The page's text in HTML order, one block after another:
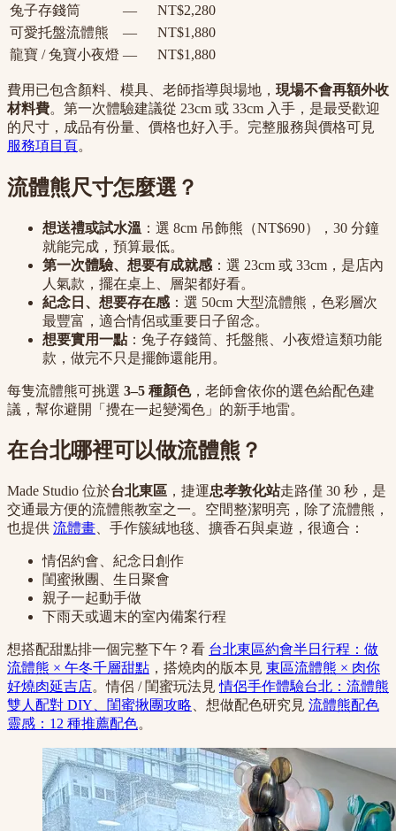
兔子存錢筒
—
NT$2,280
可愛托盤流體熊
—
NT$1,880
龍寶 / 兔寶小夜燈 — NT$1,880
費用已包含顏料、模具、老師指導與場地， 現場不會再額外收
材料費。第一次體驗建議從 23cm 或 33cm 入手，是最受歡迎
的尺寸，成品有份量、價格也好入手。完整服務與價格可見
服務項目頁。
流體熊尺寸怎麼選？
想送禮或試水溫 ：選 8cm 吊飾熊（NT$690），30 分鐘
就能完成，預算最低。
第一次體驗、想要有成就感 ：選 23cm 或 33cm，是店內
人氣款，擺在桌上、層架都好看。
紀念日、想要存在感 ：選 50cm 大型流體熊，色彩層次
最豐富，適合情侶或重要日子留念。
想要實用一點：兔子存錢筒、托盤熊、小夜燈這類功能
款，做完不只是擺飾還能用。
每隻流體熊可挑選 3–5 種顏色，老師會依你的選色給配色建
議，幫你避開「攪在一起變濁色」的新手地雷。
在台北哪裡可以做流體熊？
Made Studio 位於台北東區 ，捷運忠孝敦化站走路僅 30 秒，是
交通最方便的流體熊教室之一。空間整潔明亮，除了流體熊，
也提供 流體畫 、手作簇絨地毯、擴香石與桌遊，很適合：
情侶約會、紀念日創作
閨蜜揪團、生日聚會
親子一起動手做
下雨天或週末的室內備案行程
想搭配甜點排一個完整下午？看 台北東區約會半日行程：做
流體熊 × 午冬千層甜點 ，搭燒肉的版本見 東區流體熊 × 肉你
好燒肉延吉店。情侶 / 閨蜜玩法見情侶手作體驗台北：流體熊
雙人配對 DIY、閨蜜揪團攻略 、想做配色研究見 流體熊配色
靈感：12 種推薦配色。